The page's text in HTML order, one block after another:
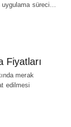
süreci…
Fiyatları
merak
edilmesi